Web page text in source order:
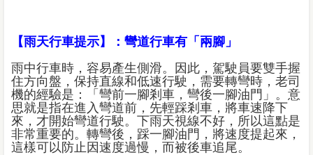
【雨天行車提示】：彎道行車有「兩腳」
雨中行車時，容易產生側滑。因此，駕駛員要雙手握
住方向盤，保持直線和低速行駛，需要轉彎時，老司
機的經驗是：「彎前一腳剎車，彎後一腳油門」。意
思就是指在進入彎道前，先輕踩剎車，將車速降下
來，才開始彎道行駛。下雨天視線不好，所以這點是
非常重要的。轉彎後，踩一腳油門，將速度提起來，
這樣可以防止因速度過慢，而被後車追尾。